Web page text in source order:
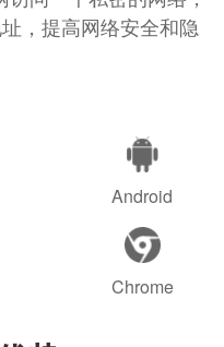
，提高网络安全和隐
Android
Chrome